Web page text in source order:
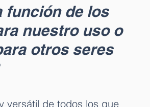
función de los
nuestro uso o
otros seres
versátil de todos los que